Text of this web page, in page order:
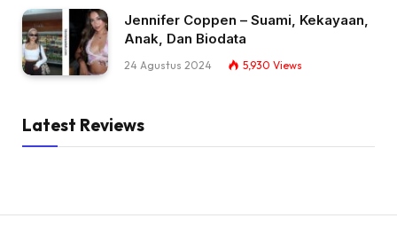
Jennifer Coppen – Suami, Kekayaan,
Anak, Dan Biodata
24 Agustus 2024 5,930 Views
Latest Reviews